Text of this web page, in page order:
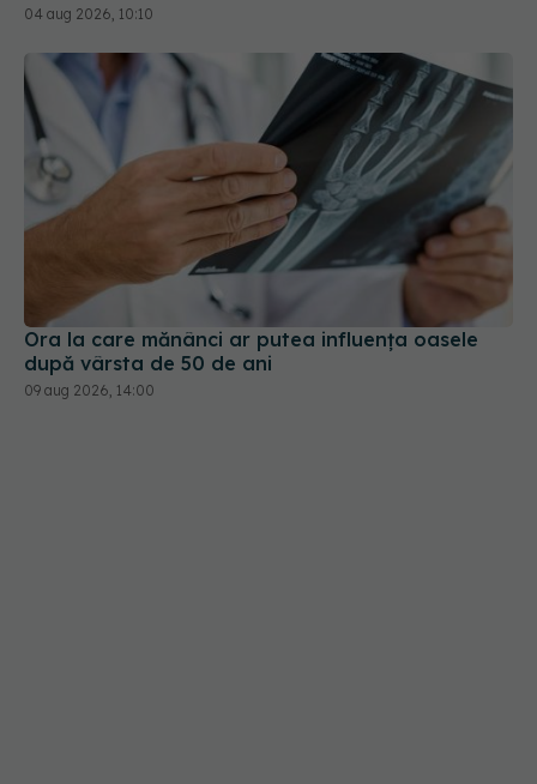
Ora la care mănânci ar putea influența oasele
după vârsta de 50 de ani
09 aug 2026, 14:00